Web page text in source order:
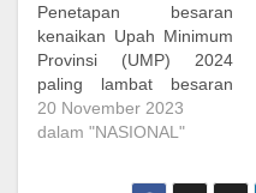
Penetapan besaran
kenaikan Upah Minimum
Provinsi (UMP) 2024
paling lambat besaran
diumumkan pada Selasa
21 November 2023.
(Pemprov) seluruh
20 November 2023
dalam "NASIONAL"